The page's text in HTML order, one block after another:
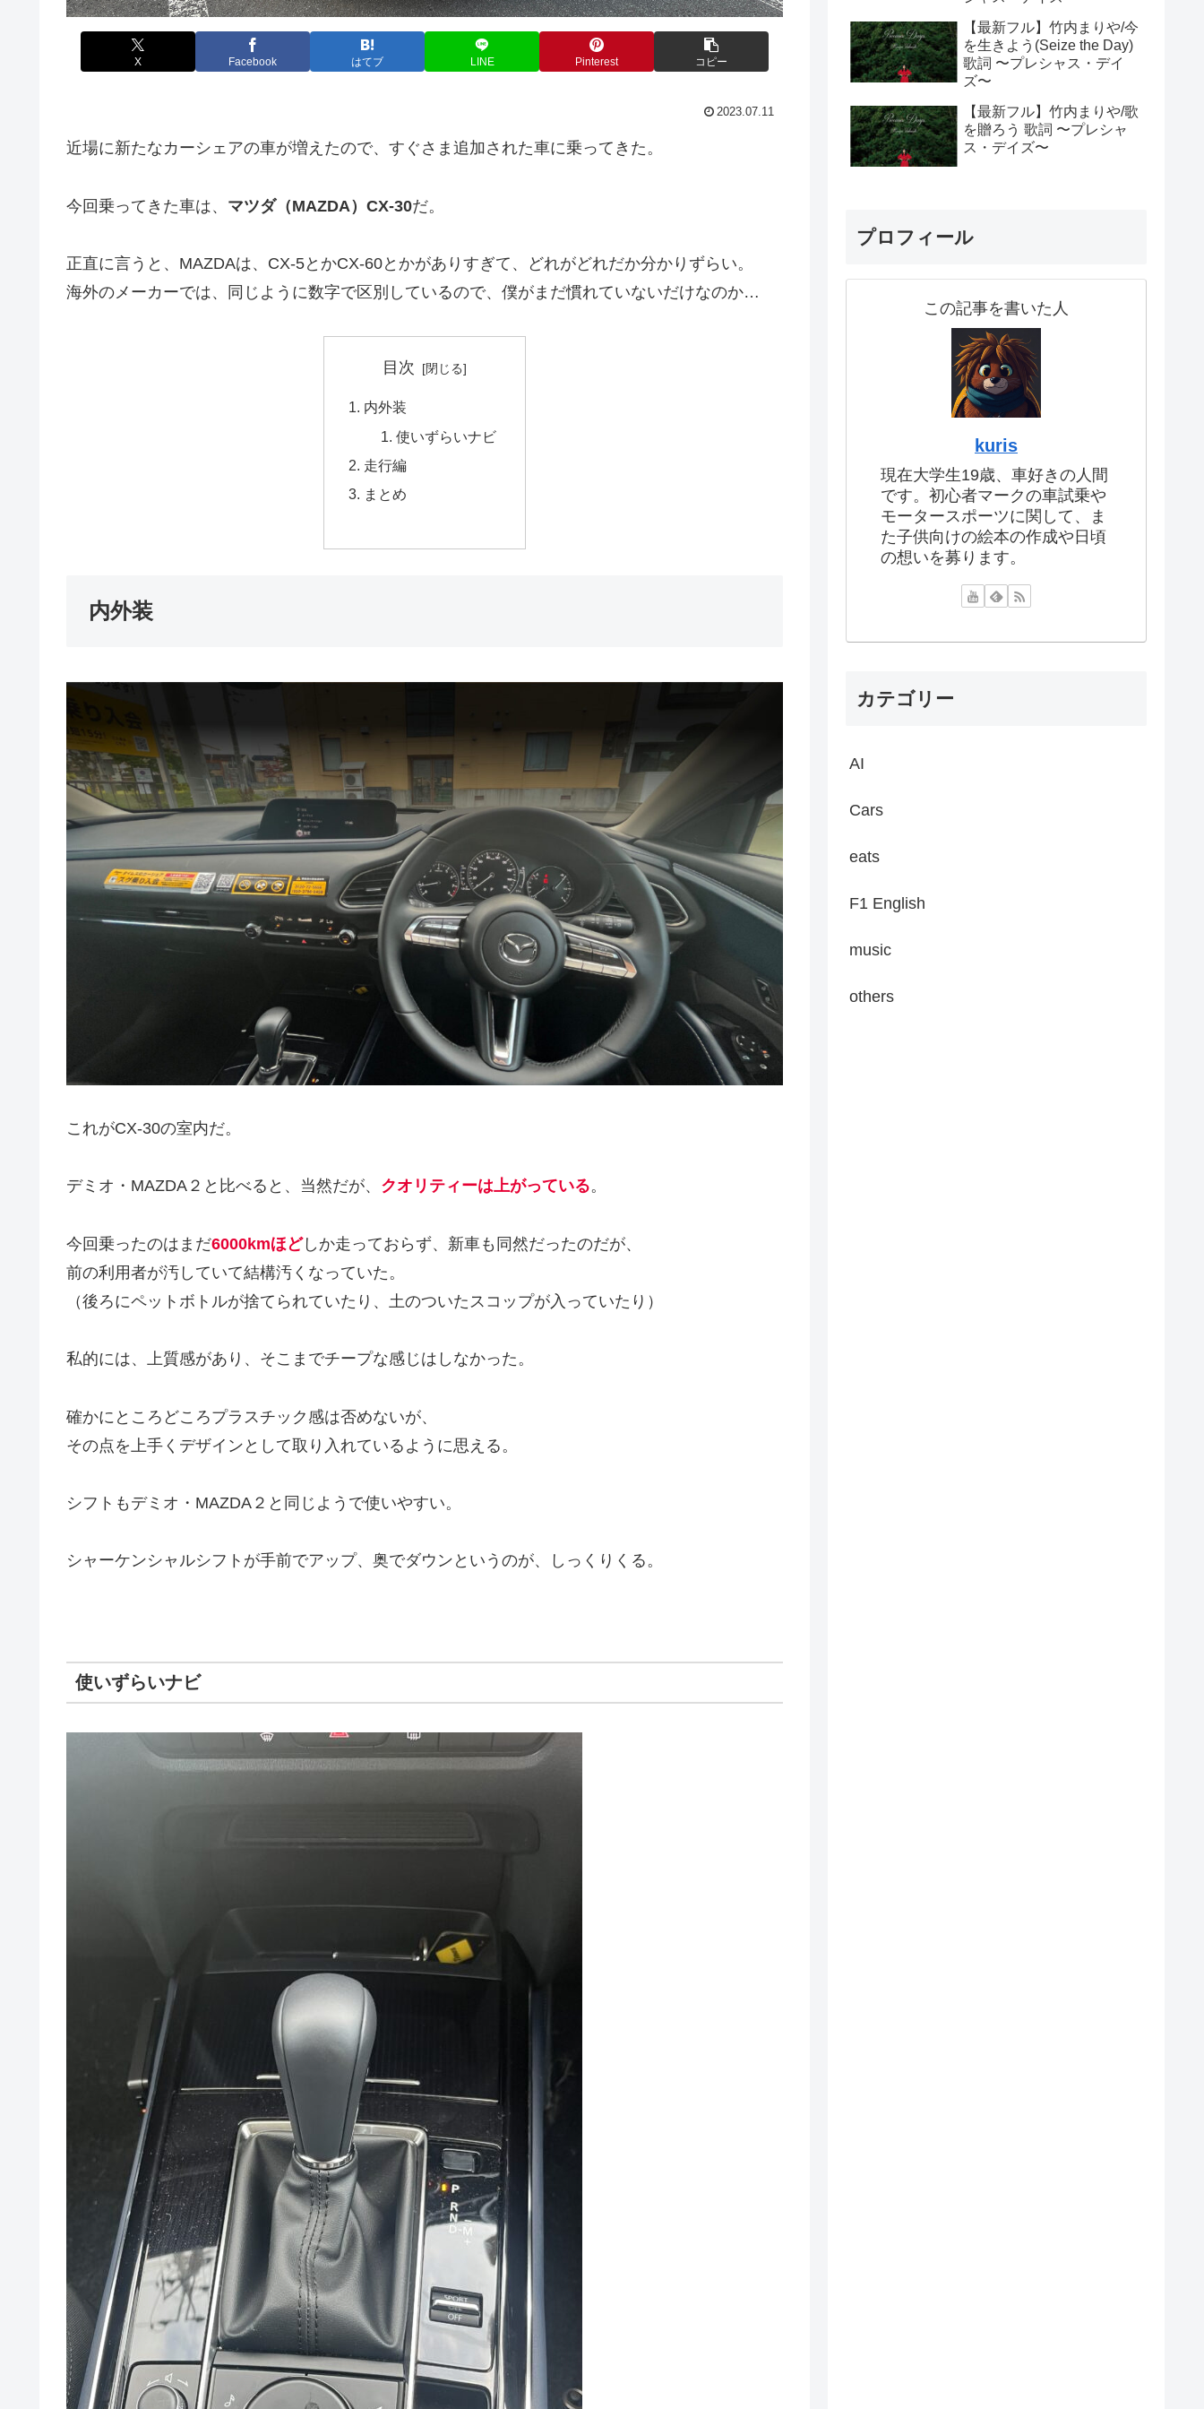
X Facebook はてブ LINE Pinterest コピー
2023.07.11
近場に新たなカーシェアの車が増えたので、すぐさま追加された車に乗ってきた。
今回乗ってきた車は、 マツダ（MAZDA）CX-30だ。
正直に言うと、MAZDAは、CX-5とかCX-60とかがありすぎて、どれがどれだか分かりずらい。
海外のメーカーでは、同じように数字で区別しているので、僕がまだ慣れていないだけなのか…
目次
内外装
使いずらいナビ
走行編
まとめ
内外装
これがCX-30の室内だ。
デミオ・MAZDA２と比べると、当然だが、 クオリティーは上がっている。
今回乗ったのはまだ6000kmほどしか走っておらず、新車も同然だったのだが、
前の利用者が汚していて結構汚くなっていた。
（後ろにペットボトルが捨てられていたり、土のついたスコップが入っていたり）
私的には、上質感があり、そこまでチープな感じはしなかった。
確かにところどころプラスチック感は否めないが、
その点を上手くデザインとして取り入れているように思える。
シフトもデミオ・MAZDA２と同じようで使いやすい。
シャーケンシャルシフトが手前でアップ、奥でダウンというのが、しっくりくる。
使いずらいナビ
【最新フル】竹内まりや/今
を生きよう(Seize the Day)
歌詞 〜プレシャス・デイ
ズ〜
【最新フル】竹内まりや/歌
を贈ろう 歌詞 〜プレシャ
ス・デイズ〜
プロフィール
この記事を書いた人
kuris
現在大学生19歳、車好きの人間
です。初心者マークの車試乗や
モータースポーツに関して、ま
た子供向けの絵本の作成や日頃
の想いを募ります。
カテゴリー
AI
Cars
eats
F1 English
music
others